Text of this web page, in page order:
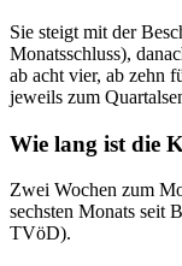
Sie steigt mit der
Monatsschluss),
ab acht vier, ab zehn
jeweils zum
Wie lang ist die
Zwei Wochen zum
sechsten Monats seit
TVöD).